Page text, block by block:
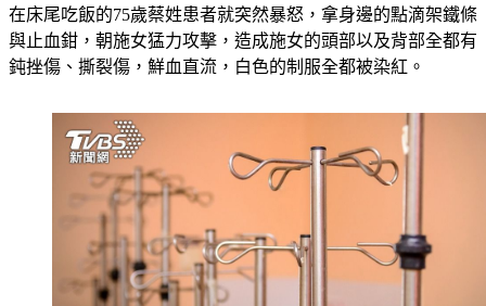
在床尾吃飯的75歲蔡姓患者就突然暴怒，拿身邊的點滴架鐵條
與止血鉗，朝施女猛力攻擊，造成施女的頭部以及背部全都有
鈍挫傷、撕裂傷，鮮血直流，白色的制服全都被染紅。